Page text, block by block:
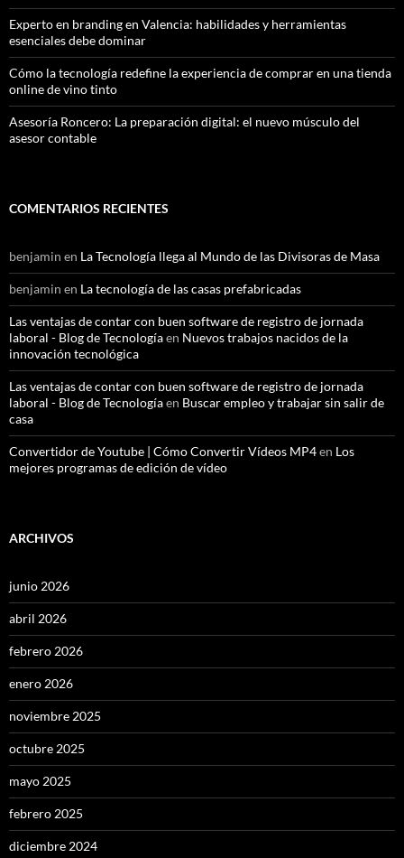
Experto en branding en Valencia: habilidades y herramientas
esenciales debe dominar
Cómo la tecnología redefine la experiencia de comprar en una tienda
online de vino tinto
Asesoría Roncero: La preparación digital: el nuevo músculo del
asesor contable
COMENTARIOS RECIENTES
benjamin en La Tecnología llega al Mundo de las Divisoras de Masa
benjamin en La tecnología de las casas prefabricadas
Las ventajas de contar con buen software de registro de jornada
laboral - Blog de Tecnologíaen Nuevos trabajos nacidos de la
innovación tecnológica
Las ventajas de contar con buen software de registro de jornada
laboral - Blog de Tecnologíaen Buscar empleo y trabajar sin salir de
casa
Convertidor de Youtube | Cómo Convertir Vídeos MP4en Los
mejores programas de edición de vídeo
ARCHIVOS
junio 2026
abril 2026
febrero 2026
enero 2026
noviembre 2025
octubre 2025
mayo 2025
febrero 2025
diciembre 2024